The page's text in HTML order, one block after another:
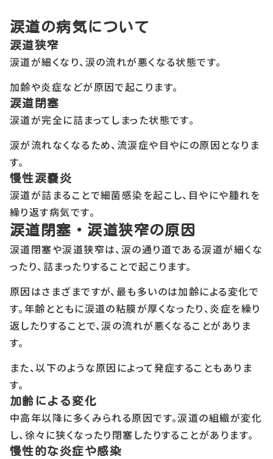
涙道の病気について
涙道狭窄
涙道が細くなり、涙の流れが悪くなる状態です。
加齢や炎症などが原因で起こります。
涙道閉塞
涙道が完全に詰まってしまった状態です。
涙が流れなくなるため、流涙症や目やにの原因となりま
す。
慢性涙嚢炎
涙道が詰まることで細菌感染を起こし、目やにや腫れを
繰り返す病気です。
涙道閉塞・涙道狭窄の原因
涙道閉塞や涙道狭窄は、涙の通り道である涙道が細くな
ったり、詰まったりすることで起こります。
原因はさまざまですが、最も多いのは加齢による変化で
す。年齢とともに涙道の粘膜が厚くなったり、炎症を繰り
返したりすることで、涙の流れが悪くなることがありま
す。
また、以下のような原因によって発症することもありま
す。
加齢による変化
中高年以降に多くみられる原因です。涙道の組織が変化
し、徐々に狭くなったり閉塞したりすることがあります。
慢性的な炎症や感染